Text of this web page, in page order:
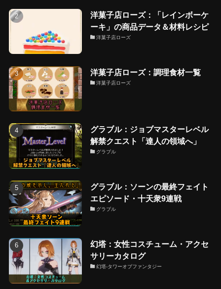
洋菓子店ローズ：「レインボーケ
ーキ」の商品データ＆材料レシピ
洋菓子店ローズ
洋菓子店ローズ：調理食材一覧
洋菓子店ローズ
グラブル：ジョブマスターレベル
解禁クエスト「達人の領域へ」
グラブル
グラブル：ソーンの最終フェイト
エピソード・十天衆9連戦
グラブル
幻塔：女性コスチューム・アクセ
サリーカタログ
幻塔-タワーオブファンタジー